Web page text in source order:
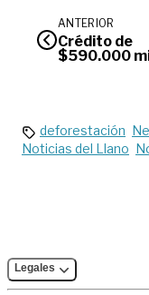
ANTERIOR
Crédito de
$590.000
deforestación
Noticias del Llano
Legales